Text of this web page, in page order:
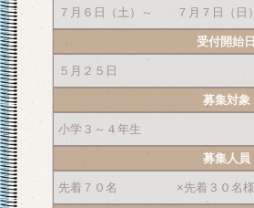
７月６日（土）～ ７月７日（日
受付開始日
５月２５日
募集対象
小学３～４年生
募集人員
先着７０名 ×先着３０名様